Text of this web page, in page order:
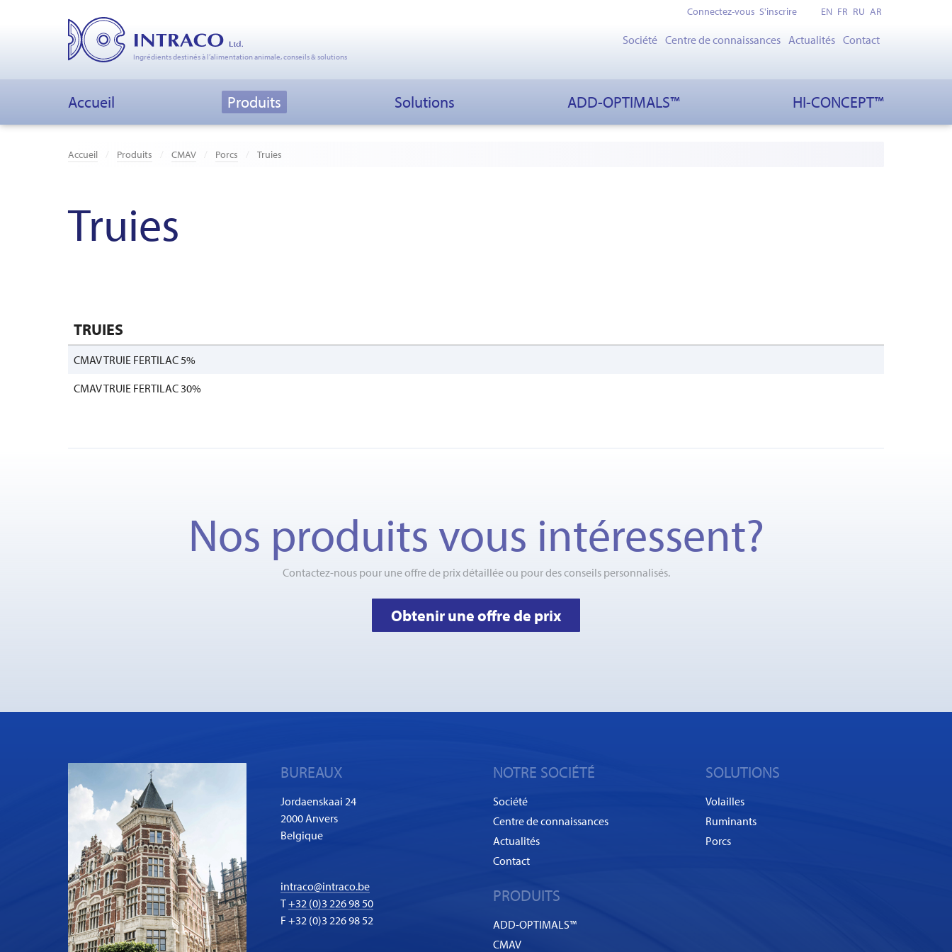
Ingrédients destinés à l’alimentation animale, conseils & solutions
Connectez-vous S'inscrire EN FR RU AR
Société Centre de connaissances Actualités Contact
Accueil Produits Solutions ADD-OPTIMALS™ HI-CONCEPT™
Accueil Produits CMAV Porcs Truies
Truies
TRUIES
CMAV TRUIE FERTILAC 5%
CMAV TRUIE FERTILAC 30%
Nos produits vous intéressent?
Contactez-nous pour une offre de prix détaillée ou pour des conseils personnalisés.
Obtenir une offre de prix
BUREAUX
Jordaenskaai 24
2000 Anvers
Belgique
intraco@intraco.be
T+32 (0)3 226 98 50
F +32 (0)3 226 98 52
NOTRE SOCIÉTÉ
Société
Centre de connaissances
Actualités
Contact
PRODUITS
ADD-OPTIMALS™
CMAV
SOLUTIONS
Volailles
Ruminants
Porcs